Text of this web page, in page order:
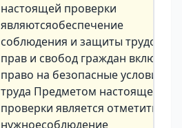
настоящей проверки
являютсяобеспечение
соблюдения и защиты трудовых
прав и свобод граждан включая
право на безопасные условия
труда Предметом настоящей
проверки является отметить
нужноесоблюдение